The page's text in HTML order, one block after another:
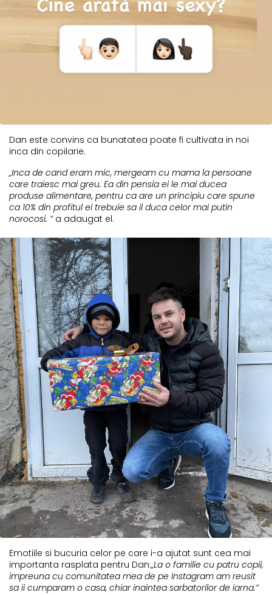
Dan este convins ca bunatatea poate fi cultivata in noi
inca din copilarie.
„Inca de cand eram mic, mergeam cu mama la persoane
care traiesc mai greu. Ea din pensia ei le mai ducea
produse alimentare, pentru ca are un principiu care spune
ca 10% din profitul ei trebuie sa il duca celor mai putin
norocosi. ”a adaugat el.
Emotiile si bucuria celor pe care i-a ajutat sunt cea mai
importanta rasplata pentru Dan:„La o familie cu patru copii,
impreuna cu comunitatea mea de pe Instagram am reusit
sa ii cumparam o casa, chiar inaintea sarbatorilor de iarna.”